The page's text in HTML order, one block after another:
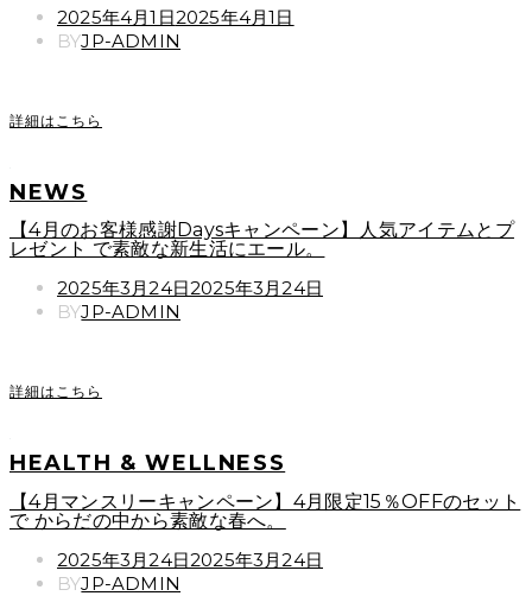
POSTED
ON
2025年4月1日2025年4月1日
BYJP-ADMIN
詳細はこちら
NEWS
【4月のお客様感謝Daysキャンペーン】人気アイテムとプ
レゼント で素敵な新生活にエール。
POSTED
ON
2025年3月24日2025年3月24日
BYJP-ADMIN
詳細はこちら
HEALTH & WELLNESS
【4月マンスリーキャンペーン】4月限定15％OFFのセット
で からだの中から素敵な春へ。
POSTED
ON
2025年3月24日2025年3月24日
BYJP-ADMIN